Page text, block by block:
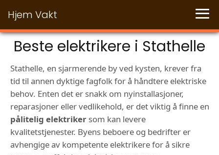
Hjem Vakt
Beste elektrikere i Stathelle
Stathelle, en sjarmerende by ved kysten, krever fra
tid til annen dyktige fagfolk for å håndtere elektriske
behov. Enten det er snakk om nyinstallasjoner,
reparasjoner eller vedlikehold, er det viktig å finne en
pålitelig elektriker som kan levere
kvalitetstjenester. Byens beboere og bedrifter er
avhengige av kompetente elektrikere for å sikre